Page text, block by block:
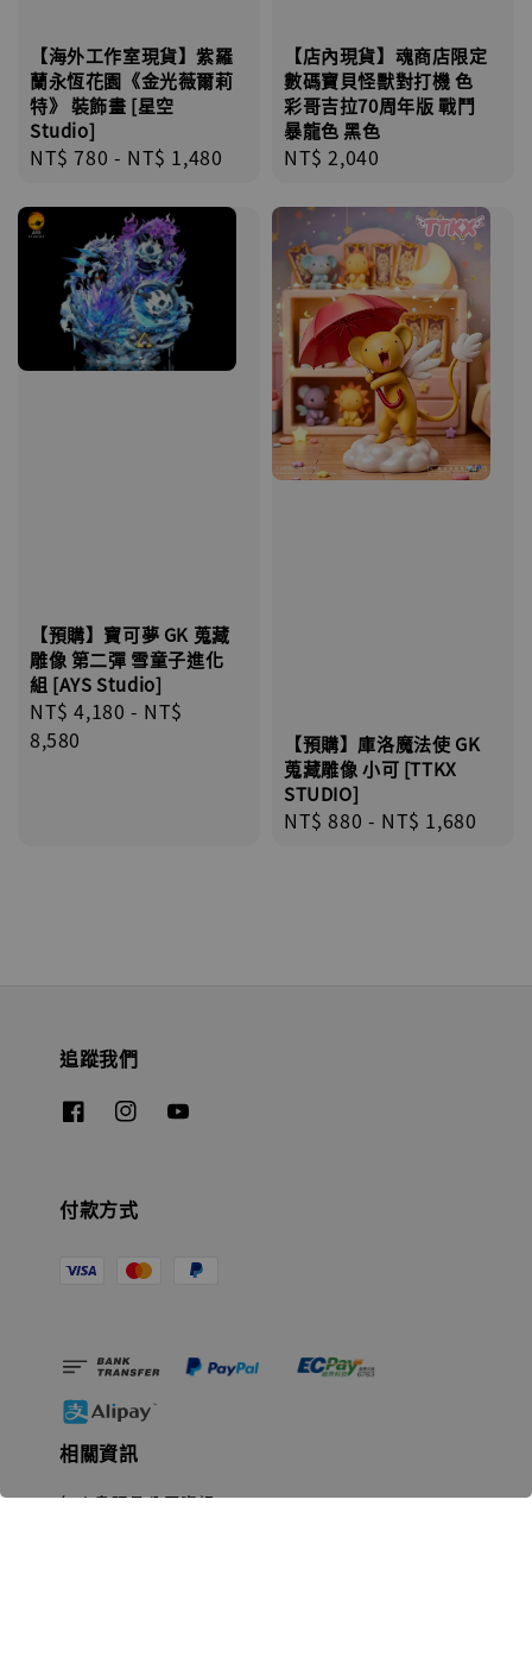
【海外工作室現貨】紫羅
蘭永恆花園《金光薇爾莉
特》 裝飾畫 [星空
Studio]
Regular
NT$ 780 - NT$ 1,480
【店內現貨】魂商店限定
數碼寶貝怪獸對打機 色
彩哥吉拉70周年版 戰鬥
暴龍色 黑色
Regular
NT$ 2,040
【預購】寶可夢 GK 蒐藏
雕像 第二彈 雪童子進化
組 [AYS Studio]
Regular
price
NT$ 4,180 - NT$
8,580
【預購】庫洛魔法使 GK
蒐藏雕像 小可 [TTKX
STUDIO]
Regular
NT$ 880 - NT$ 1,680
追蹤我們
付款方式
相關資訊
無人島玩具公司資訊